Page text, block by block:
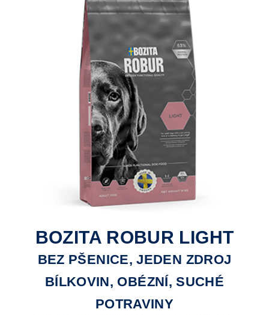
BOZITA ROBUR LIGHT
BEZ PŠENICE, JEDEN ZDROJ
BÍLKOVIN, OBÉZNÍ, SUCHÉ
POTRAVINY